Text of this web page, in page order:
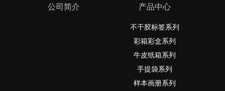
公司简介 产品中心
不干胶标签系列
彩箱彩盒系列
牛皮纸箱系列
手提袋系列
样本画册系列